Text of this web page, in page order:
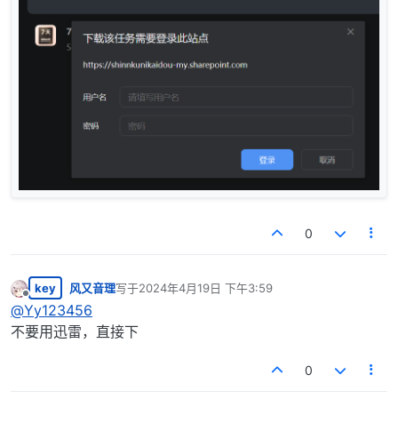
0
离线
key 风又音理写于2024年4月19日 下午3:59
最后由 编辑
@Yy123456
不要用迅雷，直接下
0